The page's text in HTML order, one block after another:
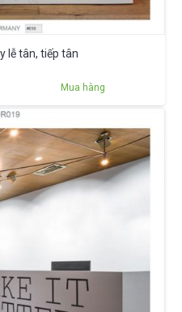
lễ tân, tiếp tân
Mua hàng